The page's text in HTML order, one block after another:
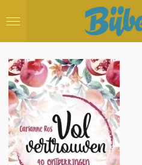
direct
hoofdinhoud